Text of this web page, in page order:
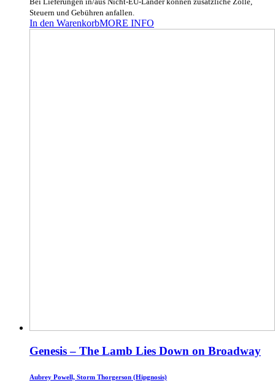
Steuern und Gebühren anfallen.
In den WarenkorbMORE INFO
Genesis – The Lamb Lies Down on Broadway
Aubrey Powell, Storm Thorgerson (Hipgnosis)